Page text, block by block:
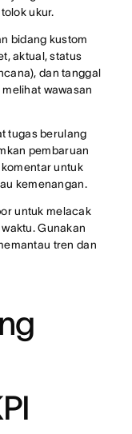
ukur.
bidang kustom
aktual, status
dan tanggal
wawasan
tugas berulang
pembaruan
untuk
kemenangan.
untuk melacak
Gunakan
tren dan